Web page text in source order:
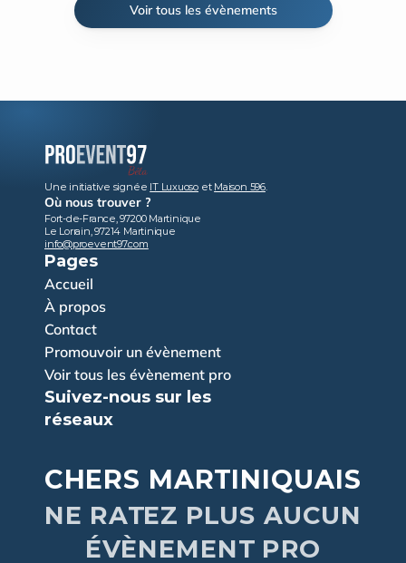
Voir tous les évènements
Une initiative signée IT Luxuoso et Maison 596.
Où nous trouver ?
Fort-de-France, 97200 Martinique
Le Lorrain, 97214 Martinique
info@proevent97.com
Pages
Accueil
À propos
Contact
Promouvoir un évènement
Voir tous les évènement pro
Suivez-nous sur les
réseaux
CHERS MARTINIQUAIS
NE RATEZ PLUS AUCUN
ÉVÈNEMENT PRO